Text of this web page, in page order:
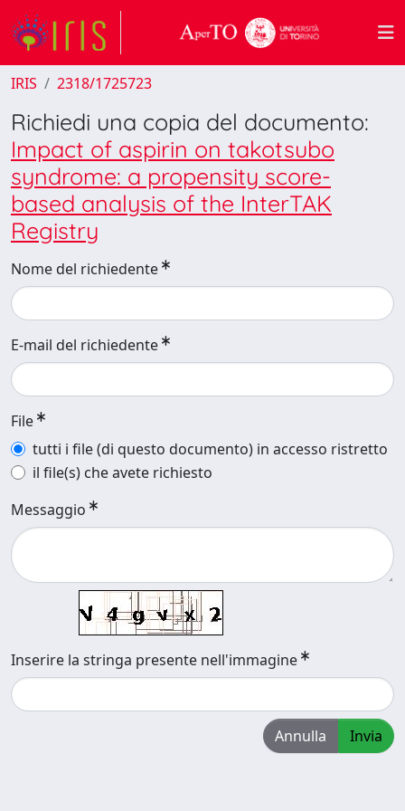
IRIS 2318/1725723
Richiedi una copia del documento:
Impact of aspirin on takotsubo
syndrome: a propensity score-
based analysis of the InterTAK
Registry
Nome del richiedente
E-mail del richiedente
File
tutti i file (di questo documento) in accesso ristretto
il file(s) che avete richiesto
Messaggio
Inserire la stringa presente nell'immagine
Annulla Invia